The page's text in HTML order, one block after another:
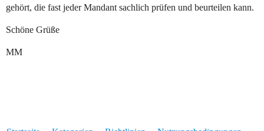
gehört, die fast jeder Mandant sachlich prüfen und beurteilen kann.
Schöne Grüße
MM